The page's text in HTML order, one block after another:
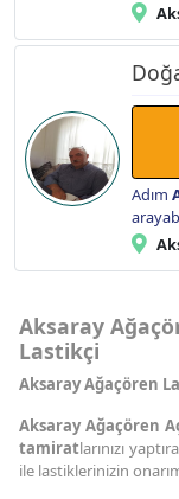
Adım
Aksaray
Lastikçi
Aksaray Ağaçören
Aksaray Ağaçören
tamiratlarınızı
ile lastiklerinizin